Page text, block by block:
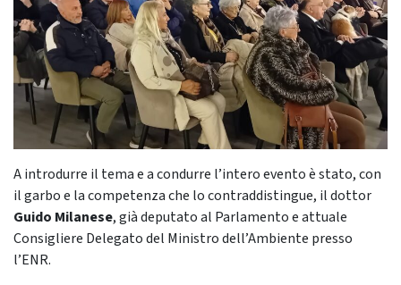
A introdurre il tema e a condurre l’intero evento è stato, con
il garbo e la competenza che lo contraddistingue, il dottor
Guido Milanese, già deputato al Parlamento e attuale
Consigliere Delegato del Ministro dell’Ambiente presso
l’ENR.